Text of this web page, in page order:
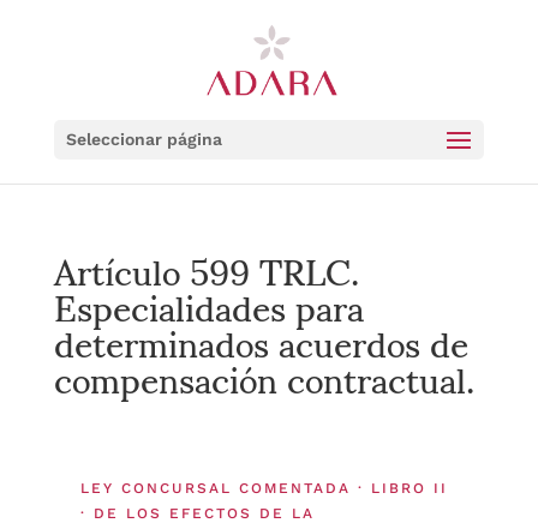
Seleccionar página
Artículo 599 TRLC.
Especialidades para
determinados acuerdos de
compensación contractual.
LEY CONCURSAL COMENTADA · LIBRO II
· DE LOS EFECTOS DE LA